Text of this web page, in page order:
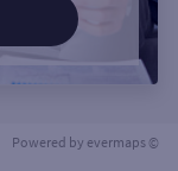
Powered by evermaps ©